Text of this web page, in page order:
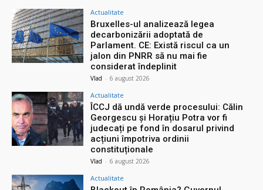
Actualitate
Bruxelles-ul analizează legea
decarbonizării adoptată de
Parlament. CE: Există riscul ca un
jalon din PNRR să nu mai fie
considerat îndeplinit
Vlad - 6 august 2026
Actualitate
ÎCCJ dă undă verde procesului: Călin
Georgescu și Horațiu Potra vor fi
judecați pe fond în dosarul privind
acțiuni împotriva ordinii
constituționale
Vlad - 6 august 2026
Actualitate